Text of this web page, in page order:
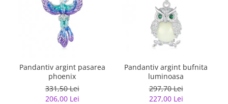
Pandantiv argint pasarea
phoenix
331,50 Lei
206,00 Lei
Pandantiv argint bufnita
luminoasa
297,70 Lei
227,00 Lei